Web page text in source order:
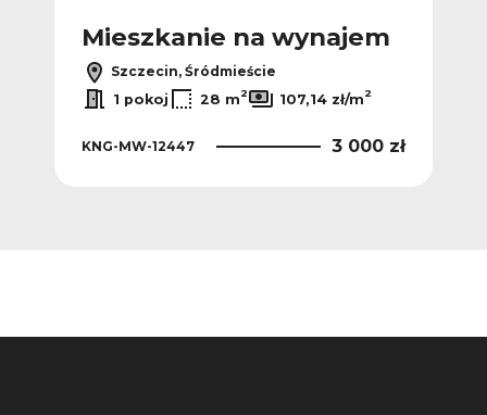
Mieszkanie na wynajem
Szczecin, Śródmieście
1 pokoj
28 m2 107,14 zł/m2
KNG-MW-12447 3 000 zł